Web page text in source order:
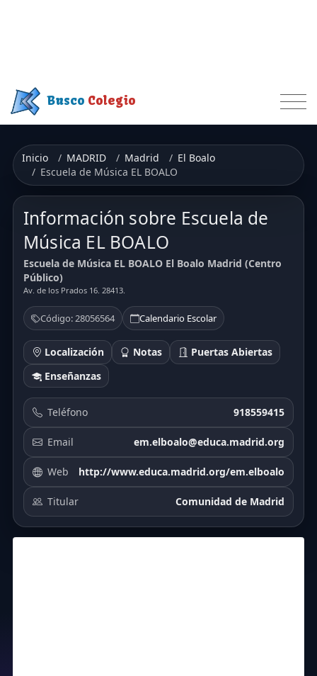
Busco Colegio
Inicio MADRID Madrid
El Boalo
Escuela de Música EL BOALO
Información sobre Escuela de
Música EL BOALO
Escuela de Música EL BOALO El Boalo Madrid (Centro
Público)
Av. de los Prados 16. 28413.
Código: 28056564 Calendario Escolar
Localización Notas
Puertas Abiertas
Enseñanzas
Teléfono 918559415
Email em.elboalo@educa.madrid.org
Web http://www.educa.madrid.org/em.elboalo
Titular Comunidad de Madrid